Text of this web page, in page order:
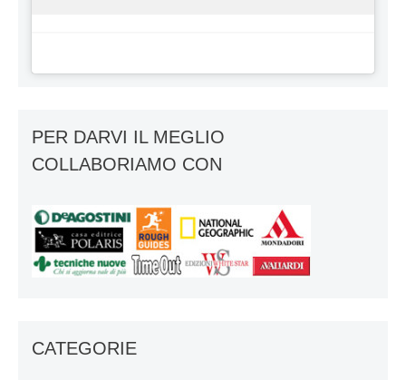
PER DARVI IL MEGLIO
COLLABORIAMO CON
CATEGORIE